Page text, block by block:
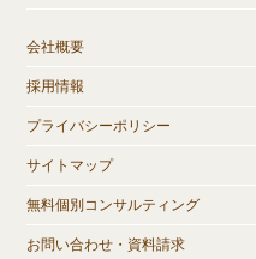
会社概要
採用情報
プライバシーポリシー
サイトマップ
無料個別コンサルティング
お問い合わせ・資料請求